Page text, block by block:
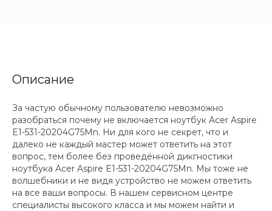
Описание
За частую обычному пользователю невозможно
разобраться почему не включается ноутбук Acer Aspire
E1-531-20204G75Mn. Ни для кого не секрет, что и
далеко не каждый мастер может ответить на этот
вопрос, тем более без проведённой дикгностики
ноутбука Acer Aspire E1-531-20204G75Mn. Мы тоже не
волшебники и не видя устройство не можем ответить
на все ваши вопросы. В нашем сервисном центре
специалисты высокого класса и мы можем найти и